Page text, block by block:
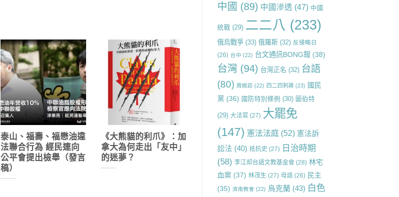
泰山、福壽、福懋油違
法聯合行為 經民連向
公平會提出檢舉（發言
稿）
《大熊貓的利爪》：加
拿大為何走出「友中」
的迷夢？
中國 (89) 中國滲透 (47) 中國
統戰 (29) 二二八 (233)
俄烏戰爭(33) 俄羅斯(32) 反侵略日
(26) 台中 (22) 台文通訊BONG報(38)
台灣(94) 台灣正名 (32) 台語
(80) 周婉窈 (22) 四二四刺蔣(23) 國民
黨 (36) 國防特別條例 (30) 圖伯特
(29) 大法官(27) 大罷免
(147) 憲法法庭(52) 憲法訴
訟法 (40) 抵抗史 (27) 日治時期
(58) 李江却台語文教基金會(28) 林宅
血案(37) 林茂生 (27) 母語(26) 民主
(35) 濟南教會 (22) 烏克蘭(43) 白色